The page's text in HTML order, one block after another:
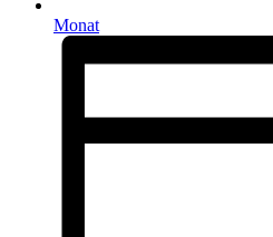
Monat